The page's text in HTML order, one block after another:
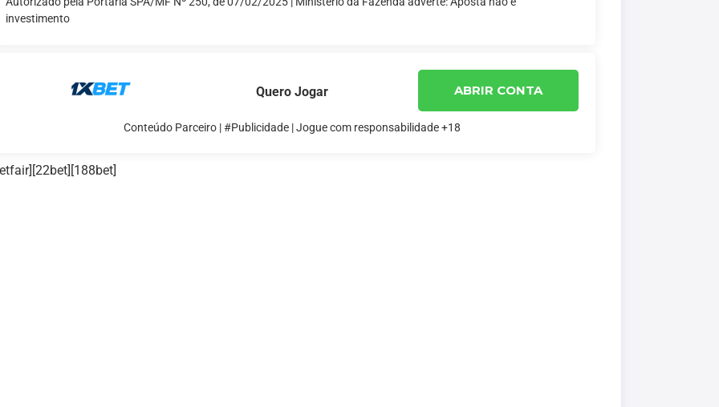
investimento
Quero Jogar ABRIR CONTA
Conteúdo Parceiro | #Publicidade | Jogue com responsabilidade +18